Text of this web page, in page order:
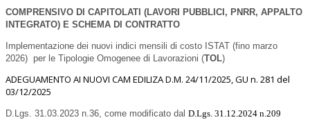
COMPRENSIVO DI CAPITOLATI (LAVORI PUBBLICI, PNRR, APPALTO
INTEGRATO) E SCHEMA DI CONTRATTO
Implementazione dei nuovi indici mensili di costo ISTAT (fino marzo
2026) per le Tipologie Omogenee di Lavorazioni (TOL)
ADEGUAMENTO AI NUOVI CAM EDILIZA D.M. 24/11/2025, GU n. 281 del
03/12/2025
D.Lgs. 31.03.2023 n.36, come modificato dal D.Lgs. 31.12.2024 n.209